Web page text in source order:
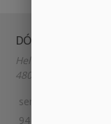
DÓNDE Y CUÁNDO
Heliodoro de la Torre
48014, BILBAO,
94 609 85 85